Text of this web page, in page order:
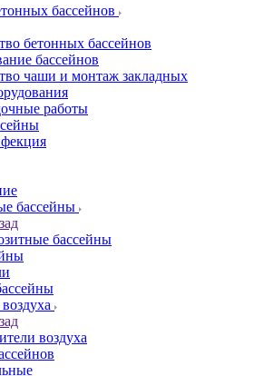
бассейнов
бетонных бассейнов
бассейнов
чаши и монтаж закладных
работы
бассейны
бассейны
воздуха